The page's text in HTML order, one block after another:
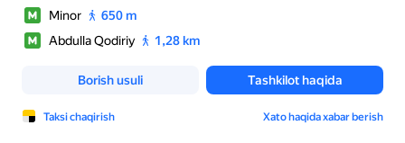
Minor
650 m
Abdulla Qodiriy
1,28 km
Borish usuli Tashkilot haqida
Taksi chaqirish Xato haqida xabar berish